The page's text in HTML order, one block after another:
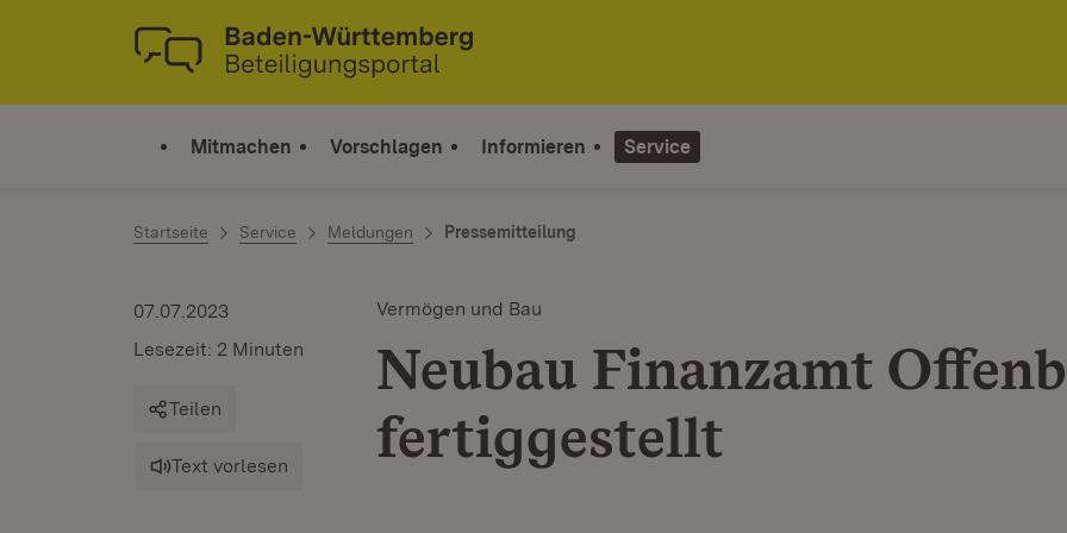
Zum Inhalt springen
Link zur Startseite
Mitmachen Vorschlagen Informieren Service
Startseite Service Meldungen Pressemitteilung
Vermögen und Bau
Neubau Finanzamt
fertiggestellt
07.07.2023
Lesezeit: 2 Minuten
Teilen
Text vorlesen